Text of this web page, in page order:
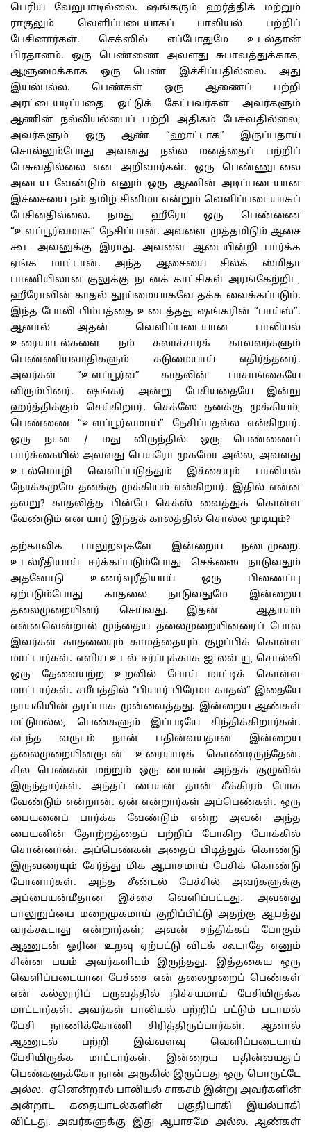
பெரிய வேறுபாடில்லை. ஷங்கரும் ஹர்த்திக் மற்றும்
ராகுலும் வெளிப்படையாகப் பாலியல் பற்றிப்
பேசினார்கள். செக்ஸில் எப்போதுமே உடல்தான்
பிரதானம். ஒரு பெண்ணை அவளது சுபாவத்துக்காக,
ஆளுமைக்காக ஒரு பெண் இச்சிப்பதில்லை. அது
இயல்பல்ல. பெண்கள் ஒரு ஆணைப் பற்றி
அரட்டையடிப்பதை ஒட்டுக் கேட்பவர்கள் அவர்களும்
ஆணின் நல்லியல்பைப் பற்றி அதிகம் பேசுவதில்லை;
அவர்களும் ஒரு ஆண் “ஹாட்டாக” இருப்பதாய்
சொல்லும்போது அவனது நல்ல மனத்தைப் பற்றிப்
பேசுவதில்லை என அறிவார்கள். ஒரு பெண்ணுடலை
அடைய வேண்டும் எனும் ஒரு ஆணின் அடிப்படையான
இச்சையை நம் தமிழ் சினிமா என்றும் வெளிப்படையாகப்
பேசினதில்லை. நமது ஹீரோ ஒரு பெண்ணை
“உளப்பூர்வமாக” நேசிப்பான். அவளை முத்தமிடும் ஆசை
கூட அவனுக்கு இராது. அவளை ஆடையின்றி பார்க்க
ஏங்க மாட்டான். அந்த ஆசையை சில்க் ஸ்மிதா
பாணியிலான குலுக்கு நடனக் காட்சிகள் அரங்கேற்றிட,
ஹீரோவின் காதல் தூய்மையாகவே தக்க வைக்கப்படும்.
இந்த போலி பிம்பத்தை உடைத்தது ஷங்கரின் “பாய்ஸ்”.
ஆனால் அதன் வெளிப்படையான பாலியல்
உரையாடல்களை நம் கலாச்சாரக் காவலர்களும்
பெண்ணியவாதிகளும் கடுமையாய் எதிர்த்தனர்.
அவர்கள் “உளப்பூர்வ” காதலின் பாசாங்கையே
விரும்பினர். ஷங்கர் அன்று பேசியதையே இன்று
ஹர்த்திக்கும் செய்கிறார். செக்ஸே தனக்கு முக்கியம்,
பெண்ணை “உளப்பூர்வமாய்” நேசிப்பதல்ல என்கிறார்.
ஒரு நடன / மது விருந்தில் ஒரு பெண்ணைப்
பார்க்கையில் அவளது பெயரோ முகமோ அல்ல, அவளது
உடல்மொழி வெளிப்படுத்தும் இச்சையும் பாலியல்
நோக்கமுமே தனக்கு முக்கியம் என்கிறார். இதில் என்ன
தவறு? காதலித்த பின்பே செக்ஸ் வைத்துக் கொள்ள
வேண்டும் என யார் இந்தக் காலத்தில் சொல்ல முடியும்?
தற்காலிக பாலுறவுகளே இன்றைய நடைமுறை.
உடல்ரீதியாய் ஈர்க்கப்படும்போது செக்ஸை நாடுவதும்
அதனோடு உணர்வுரீதியாய் ஒரு பிணைப்பு
ஏற்படும்போது காதலை நாடுவதுமே இன்றைய
தலைமுறையினர் செய்வது. இதன் ஆதாயம்
என்னவென்றால் முந்தைய தலைமுறையினரைப் போல
இவர்கள் காதலையும் காமத்தையும் குழப்பிக் கொள்ள
மாட்டார்கள். எளிய உடல் ஈர்ப்புக்காக ஐ லவ் யூ சொல்லி
ஒரு தேவையற்ற உறவில் போய் மாட்டிக் கொள்ள
மாட்டார்கள். சமீபத்தில் “பியார் பிரேமா காதல்” இதையே
நாயகியின் தரப்பாக முன்வைத்தது. இன்றைய ஆண்கள்
மட்டுமல்ல, பெண்களும் இப்படியே சிந்திக்கிறார்கள்.
கடந்த வருடம் நான் பதின்வயதான இன்றைய
தலைமுறையினருடன் உரையாடிக் கொண்டிருந்தேன்.
சில பெண்கள் மற்றும் ஒரு பையன் அந்தக் குழுவில்
இருந்தார்கள். அந்தப் பையன் தான் சீக்கிரம் போக
வேண்டும் என்றான். ஏன் என்றார்கள் அப்பெண்கள். ஒரு
பையனைப் பார்க்க வேண்டும் என்ற அவன் அந்த
பையனின் தோற்றத்தைப் பற்றிப் போகிற போக்கில்
சொன்னான். அப்பெண்கள் அதைப் பிடித்துக் கொண்டு
இருவரையும் சேர்த்து மிக ஆபாசமாய் பேசிக் கொண்டு
போனார்கள். அந்த சீண்டல் பேச்சில் அவர்களுக்கு
அப்பையன்மீதான இச்சை வெளிப்பட்டது. அவனது
பாலுறுப்பை மறைமுகமாய் குறிப்பிட்டு அதற்கு ஆபத்து
வரக்கூடாது என்றார்கள்; அவன் சந்திக்கப் போகும்
ஆணுடன் ஓரின உறவு ஏற்பட்டு விடக் கூடாதே எனும்
சின்ன பயம் அவர்களிடம் இருந்தது. இத்தகைய ஒரு
வெளிப்படையான பேச்சை என் தலைமுறைப் பெண்கள்
என் கல்லூரிப் பருவத்தில் நிச்சயமாய் பேசியிருக்க
மாட்டார்கள். அவர்கள் பாலியல் பற்றிப் பட்டும் படாமல்
பேசி நாணிக்கோணி சிரித்திருப்பார்கள். ஆனால்
ஆணுடல் பற்றி இவ்வளவு வெளிப்படையாய்
பேசியிருக்க மாட்டார்கள். இன்றைய பதின்வயதுப்
பெண்களுக்கோ நான் அருகில் இருப்பது ஒரு பொருட்டே
அல்ல. ஏனென்றால் பாலியல் சாகசம் இன்று அவர்களின்
அன்றாட கதையாடல்களின் பகுதியாகி இயல்பாகி
விட்டது. அவர்களுக்கு இது ஆபாசமே அல்ல. ஆண்கள்